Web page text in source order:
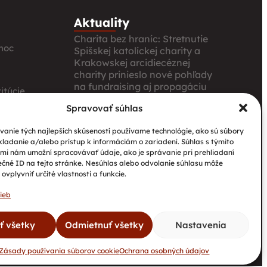
Spravovať súhlas
tých najlepších skúseností používame technológie, ako sú súbory
a/alebo prístup k informáciám o zariadení. Súhlas s týmito
nám umožní spracovávať údaje, ako je správanie pri prehliadaní
ID na tejto stránke. Nesúhlas alebo odvolanie súhlasu môže
určité vlastnosti a funkcie.
všetky Odmietnuť všetky Nastavenia
používania súborov cookieOchrana osobných údajov
Aktuality
Charita bez hraníc: Stretnutie
Spišskej katolíckej charity a
Krakowskej arcidiecéznej
charity prinieslo nové pohľady
na fundraising aj propagáciu
Nové petangové ihrisko
prináša seniorom radosť,
pohyb a komunitu
Národný projekt „Integrácia
štátnych príslušníkov tretích
krajín vrátane migrantov“